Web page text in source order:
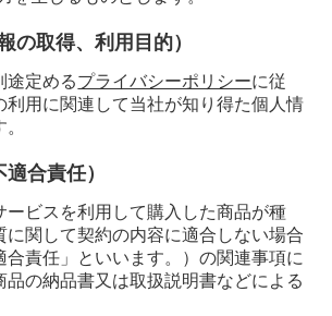
の取得、利用目的）
途定めるプライバシーポリシーに従
利用に関連して当社が知り得た個人情
合責任）
ービスを利用して購入した商品が種
に関して契約の内容に適合しない場合
合責任」といいます。）の関連事項に
品の納品書又は取扱説明書などによる